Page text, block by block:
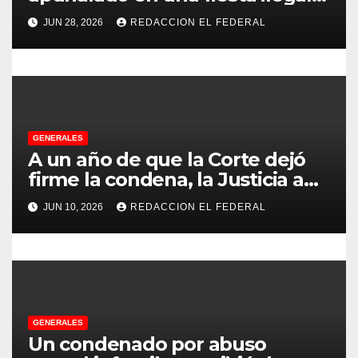
n
a
d
a
s
con más de 500 asistentes en
Chilecito
JUN 28, 2026 REDACCION EL FEDERAL
GENERALES
A un año de que la Corte dejó
firme la condena, la Justicia aún
no pudo decomisarle ni un peso
a CFK
JUN 10, 2026 REDACCION EL FEDERAL
GENERALES
Un condenado por abuso